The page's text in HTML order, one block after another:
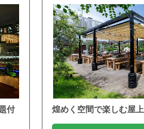
付
煌めく空間で楽しむ屋